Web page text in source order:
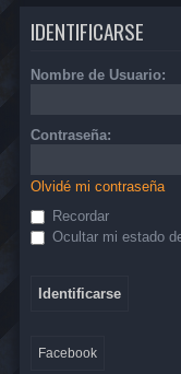
IDENTIFICARSE
Nombre de Usuario:
Contraseña:
Olvidé mi contraseña
Recordar
Ocultar mi estado
Facebook